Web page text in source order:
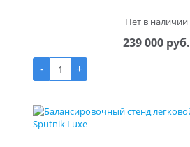
Нет в наличии
239 000 руб.
-
+